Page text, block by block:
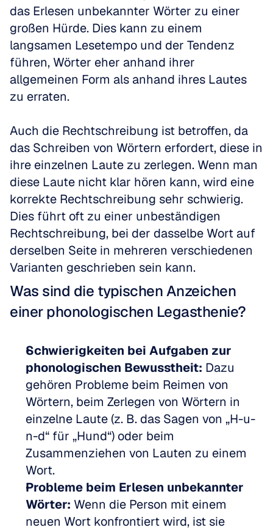
das Erlesen unbekannter Wörter zu einer
großen Hürde. Dies kann zu einem
langsamen Lesetempo und der Tendenz
führen, Wörter eher anhand ihrer
allgemeinen Form als anhand ihres Lautes
zu erraten.
Auch die Rechtschreibung ist betroffen, da
das Schreiben von Wörtern erfordert, diese in
ihre einzelnen Laute zu zerlegen. Wenn man
diese Laute nicht klar hören kann, wird eine
korrekte Rechtschreibung sehr schwierig.
Dies führt oft zu einer unbeständigen
Rechtschreibung, bei der dasselbe Wort auf
derselben Seite in mehreren verschiedenen
Varianten geschrieben sein kann.
Was sind die typischen Anzeichen
einer phonologischen Legasthenie?
Schwierigkeiten bei Aufgaben zur
phonologischen Bewusstheit: Dazu
gehören Probleme beim Reimen von
Wörtern, beim Zerlegen von Wörtern in
einzelne Laute (z. B. das Sagen von „H-u-
n-d“ für „Hund“) oder beim
Zusammenziehen von Lauten zu einem
Wort.
Probleme beim Erlesen unbekannter
Wörter: Wenn die Person mit einem
neuen Wort konfrontiert wird, ist sie